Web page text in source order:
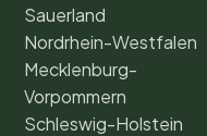
Sauerland
Nordrhein-Westfalen
Mecklenburg-
Vorpommern
Schleswig-Holstein